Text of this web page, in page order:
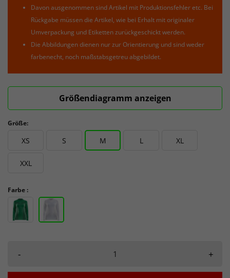
Davon ausgenommen sind Artikel mit Produktionsfehler etc. Bei
Rückgabe müssen die Artikel, wie bei Erhalt mit originaler
Umverpackung und Etiketten zurückgeschickt werden.
Die Abbildungen dienen nur zur Orientierung und sind weder
farbenecht, noch maßstabsgetreu abgebildet.
Größendiagramm anzeigen
Größe:
XS S M L XL
XXL
Farbe :
- +